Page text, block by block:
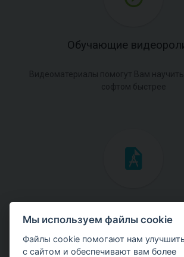
Обучающие
Видеоматериалы помогут Вам
софтом быстрее
Скачайте мануалы с теоретическими и
примерами использования
Мы используем файлы cookie
Файлы cookie помогают нам
с сайтом и обеспечивают вам более